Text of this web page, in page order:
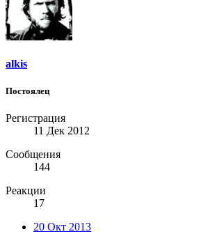
alkis
Постоялец
Регистрация
11 Дек 2012
Сообщения
144
Реакции
17
20 Окт 2013